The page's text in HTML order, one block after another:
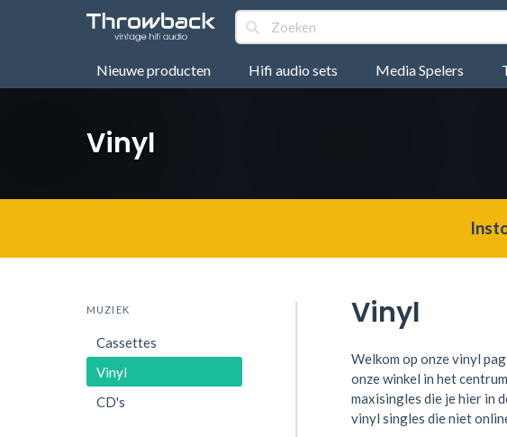
Nieuwe producten Hifi audio sets Media Spelers
Vinyl
MUZIEK
Cassettes
Vinyl
CD's
Vinyl
Welkom op onze vinyl
onze winkel in het
maxisingles die je hier in
vinyl singles die niet